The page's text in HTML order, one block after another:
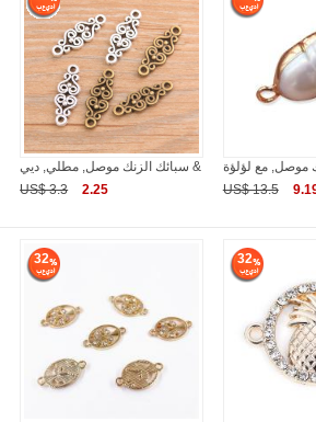
سبائك الزنك موصل, مطلي, ديي &
US$ 3.3
2.25
موصل, مع لؤلؤة
US$ 13.5
32 32